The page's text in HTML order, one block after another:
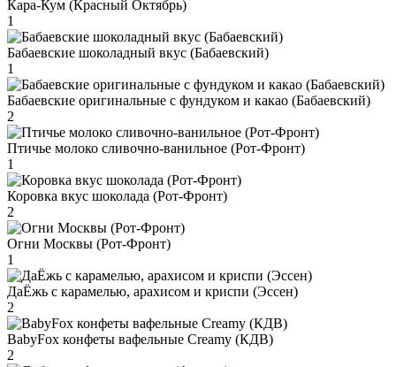
Кара-Кум (Красный Октябрь)
1
Бабаевские шоколадный вкус (Бабаевский)
1
Бабаевские оригинальные с фундуком и какао (Бабаевский)
2
Птичье молоко сливочно-ванильное (Рот-Фронт)
1
Коровка вкус шоколада (Рот-Фронт)
2
Огни Москвы (Рот-Фронт)
1
ДаЁжь с карамелью, арахисом и криспи (Эссен)
2
BabyFox конфеты вафельные Creamy (КДВ)
2